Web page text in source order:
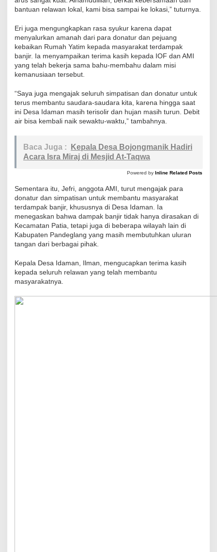
bantuan relawan lokal, kami bisa sampai ke lokasi,” tuturnya.
Eri juga mengungkapkan rasa syukur karena dapat
menyalurkan amanah dari para donatur dan pejuang
kebaikan Rumah Yatim kepada masyarakat terdampak
banjir. Ia menyampaikan terima kasih kepada IOF dan AMI
yang telah bekerja sama bahu-membahu dalam misi
kemanusiaan tersebut.
“Saya juga mengajak seluruh simpatisan dan donatur untuk
terus membantu saudara-saudara kita, karena hingga saat
ini Desa Idaman masih terisolir dan hujan masih turun. Debit
air bisa kembali naik sewaktu-waktu,” tambahnya.
Baca Juga :
Kepala Desa Bojongmanik Hadiri
Acara Isra Miraj di Mesjid At-Taqwa
Powered by Inline Related Posts
Sementara itu, Jefri, anggota AMI, turut mengajak para
donatur dan simpatisan untuk membantu masyarakat
terdampak banjir, khususnya di Desa Idaman. Ia
menegaskan bahwa dampak banjir tidak hanya dirasakan di
Kecamatan Patia, tetapi juga di beberapa wilayah lain di
Kabupaten Pandeglang yang masih membutuhkan uluran
tangan dari berbagai pihak.
Kepala Desa Idaman, Ilman, mengucapkan terima kasih
kepada seluruh relawan yang telah membantu
masyarakatnya.